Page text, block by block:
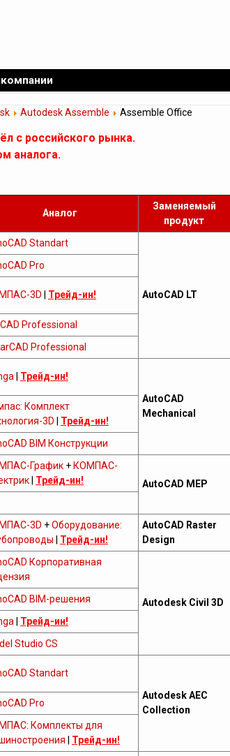
Autodesk Assemble Assemble Office
с российского рынка.
аналога.
Аналог
Заменяемый
продукт
Standart
AutoCAD LT
Pro
3D Трейд-ин!
Professional
Professional
Трейд-ин!
AutoCAD
Mechanical
Комплект
3D
Трейд-ин!
BIM Конструкции
График+ КОМПАС-
| Трейд-ин! AutoCAD MEP
3D +Оборудование:
Трейд-ин!
AutoCAD Raster
Design
Корпоративная
Autodesk Civil 3D
BIM-решения
Трейд-ин!
Studio CS
Standart
Autodesk AEC
Collection
Pro
Комплекты для
Трейд-ин!